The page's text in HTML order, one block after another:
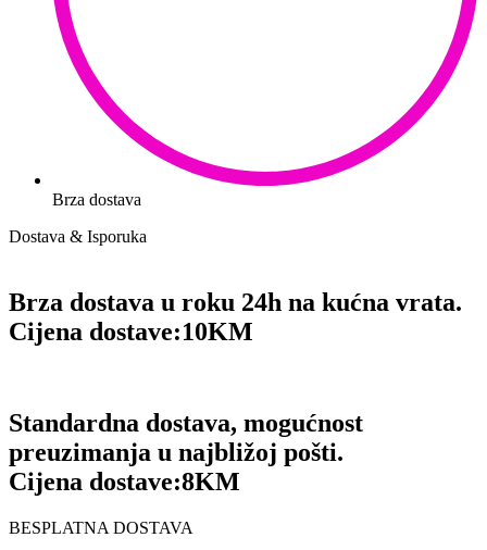
Brza dostava
Dostava & Isporuka
Brza dostava u roku 24h na kućna vrata.
Cijena dostave:10KM
Standardna dostava, mogućnost
preuzimanja u najbližoj pošti.
Cijena dostave:8KM
BESPLATNA DOSTAVA